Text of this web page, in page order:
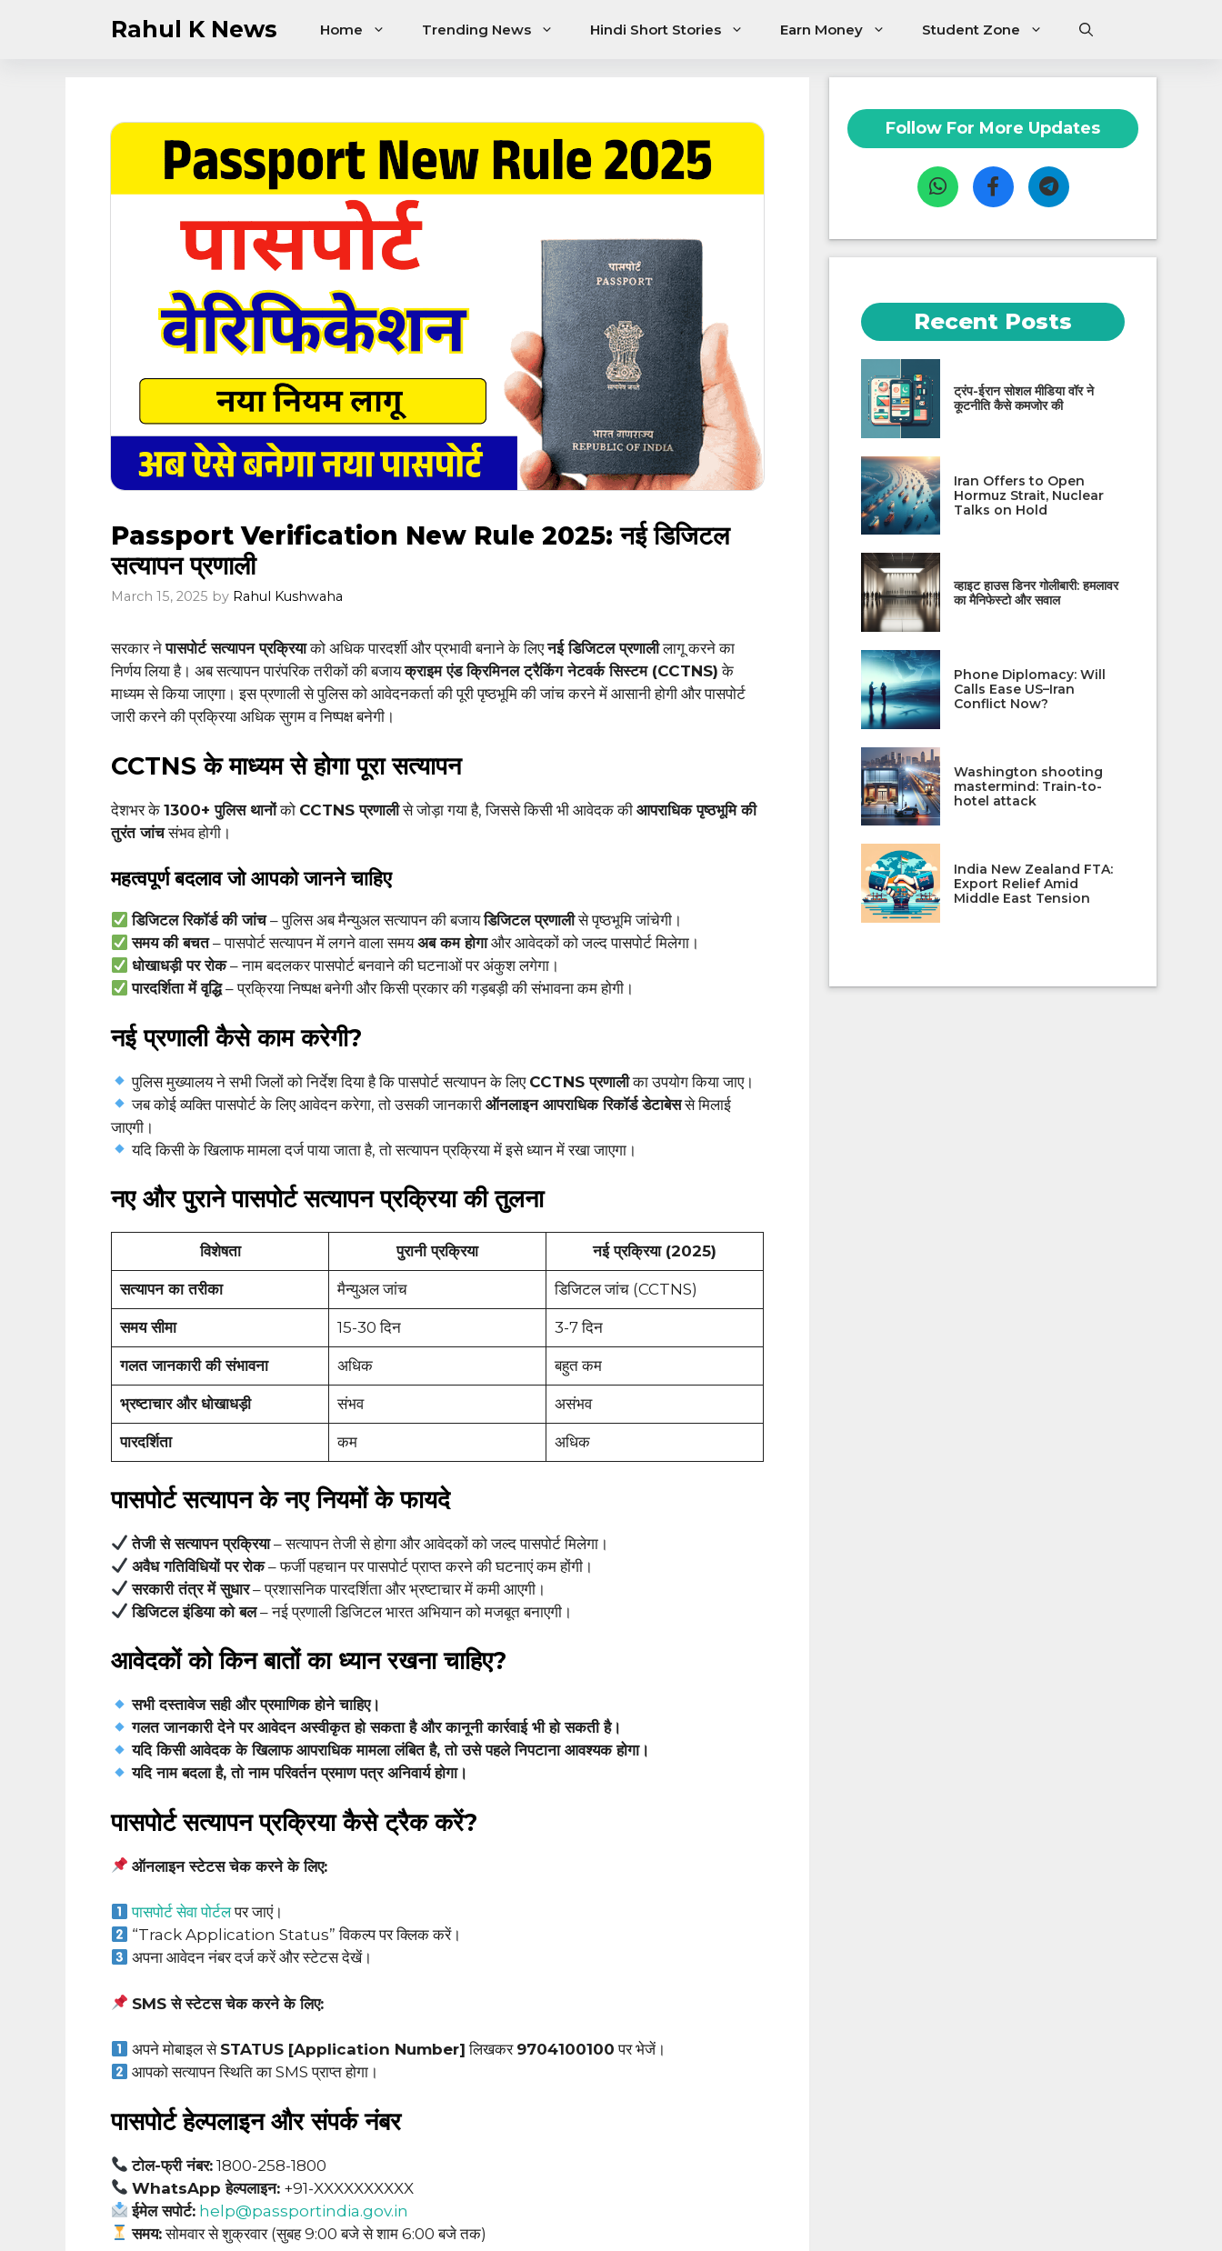
Rahul K News Home Trending News Hindi Short Stories Earn Money Student Zone
Passport Verification New Rule 2025: नई डिजिटल
सत्यापन प्रणाली
March 15, 2025 by Rahul Kushwaha
सरकार नेपासपोर्ट सत्यापन प्रक्रियाको अधिक पारदर्शी और प्रभावी बनाने के लिएनई डिजिटल प्रणालीलागू करने का
निर्णय लिया है। अब सत्यापन पारंपरिक तरीकों की बजायक्राइम एंड क्रिमिनल ट्रैकिंग नेटवर्क सिस्टम (CCTNS) के
माध्यम से किया जाएगा। इस प्रणाली से पुलिस को आवेदनकर्ता की पूरी पृष्ठभूमि की जांच करने में आसानी होगी और पासपोर्ट
जारी करने की प्रक्रिया अधिक सुगम व निष्पक्ष बनेगी।
CCTNS के माध्यम से होगा पूरा सत्यापन
देशभर के 1300+ पुलिस थानोंको CCTNS प्रणालीसे जोड़ा गया है, जिससे किसी भी आवेदक की आपराधिक पृष्ठभूमि की
तुरंत जांचसंभव होगी।
महत्वपूर्ण बदलाव जो आपको जानने चाहिए
डिजिटल रिकॉर्ड की जांच– पुलिस अब मैन्युअल सत्यापन की बजायडिजिटल प्रणालीसे पृष्ठभूमि जांचेगी।
समय की बचत– पासपोर्ट सत्यापन में लगने वाला समयअब कम होगाऔर आवेदकों को जल्द पासपोर्ट मिलेगा।
धोखाधड़ी पर रोक– नाम बदलकर पासपोर्ट बनवाने की घटनाओं पर अंकुश लगेगा।
पारदर्शिता में वृद्धि– प्रक्रिया निष्पक्ष बनेगी और किसी प्रकार की गड़बड़ी की संभावना कम होगी।
नई प्रणाली कैसे काम करेगी?
पुलिस मुख्यालय ने सभी जिलों को निर्देश दिया है कि पासपोर्ट सत्यापन के लिए CCTNS प्रणालीका उपयोग किया जाए।
जब कोई व्यक्ति पासपोर्ट के लिए आवेदन करेगा, तो उसकी जानकारीऑनलाइन आपराधिक रिकॉर्ड डेटाबेससे मिलाई
जाएगी।
यदि किसी के खिलाफ मामला दर्ज पाया जाता है, तो सत्यापन प्रक्रिया में इसे ध्यान में रखा जाएगा।
नए और पुराने पासपोर्ट सत्यापन प्रक्रिया की तुलना
विशेषता पुरानी प्रक्रिया नई प्रक्रिया (2025)
सत्यापन का तरीका मैन्युअल जांच डिजिटल जांच (CCTNS)
समय सीमा 15-30 दिन 3-7 दिन
गलत जानकारी की संभावना अधिक बहुत कम
भ्रष्टाचार और धोखाधड़ी संभव असंभव
पारदर्शिता कम अधिक
पासपोर्ट सत्यापन के नए नियमों के फायदे
तेजी से सत्यापन प्रक्रिया– सत्यापन तेजी से होगा और आवेदकों को जल्द पासपोर्ट मिलेगा।
अवैध गतिविधियों पर रोक– फर्जी पहचान पर पासपोर्ट प्राप्त करने की घटनाएं कम होंगी।
सरकारी तंत्र में सुधार– प्रशासनिक पारदर्शिता और भ्रष्टाचार में कमी आएगी।
डिजिटल इंडिया को बल– नई प्रणाली डिजिटल भारत अभियान को मजबूत बनाएगी।
आवेदकों को किन बातों का ध्यान रखना चाहिए?
सभी दस्तावेज सही और प्रमाणिक होने चाहिए।
गलत जानकारी देने पर आवेदन अस्वीकृत हो सकता है और कानूनी कार्रवाई भी हो सकती है।
यदि किसी आवेदक के खिलाफ आपराधिक मामला लंबित है, तो उसे पहले निपटाना आवश्यक होगा।
यदि नाम बदला है, तो नाम परिवर्तन प्रमाण पत्र अनिवार्य होगा।
पासपोर्ट सत्यापन प्रक्रिया कैसे ट्रैक करें?
ऑनलाइन स्टेटस चेक करने के लिए:
पासपोर्ट सेवा पोर्टलपर जाएं।
“Track Application Status” विकल्प पर क्लिक करें।
अपना आवेदन नंबर दर्ज करें और स्टेटस देखें।
SMS से स्टेटस चेक करने के लिए:
अपने मोबाइल से STATUS [Application Number] लिखकर 9704100100 पर भेजें।
आपको सत्यापन स्थिति का SMS प्राप्त होगा।
पासपोर्ट हेल्पलाइन और संपर्क नंबर
टोल-फ्री नंबर: 1800-258-1800
WhatsApp हेल्पलाइन: +91-XXXXXXXXXX
ईमेल सपोर्ट: help@passportindia.gov.in
समय:सोमवार से शुक्रवार (सुबह 9:00 बजे से शाम 6:00 बजे तक)
Follow For More Updates
Recent Posts
ट्रंप-ईरान सोशल मीडिया वॉर ने
कूटनीति कैसे कमजोर की
Iran Offers to Open
Hormuz Strait, Nuclear
Talks on Hold
व्हाइट हाउस डिनर गोलीबारी: हमलावर
का मैनिफेस्टो और सवाल
Phone Diplomacy: Will
Calls Ease US–Iran
Conflict Now?
Washington shooting
mastermind: Train-to-
hotel attack
India New Zealand FTA:
Export Relief Amid
Middle East Tension